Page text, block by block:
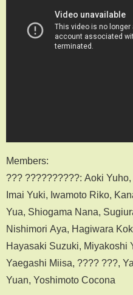
Members:
??? ??????????: Aoki
Imai Yuki, Iwamoto Riko,
Yua, Shiogama Nana,
Nishimori Aya, Hagiwara
Hayasaki Suzuki, Miyakoshi
Yaegashi Miisa, ???? ???,
Yuan, Yoshimoto Cocona